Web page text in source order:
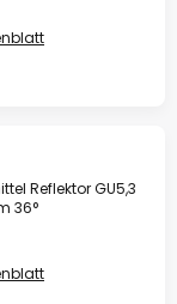
Reflektor GU5,3
36°